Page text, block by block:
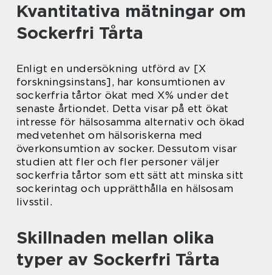
Kvantitativa mätningar om
Sockerfri Tårta
Enligt en undersökning utförd av [X
forskningsinstans], har konsumtionen av
sockerfria tårtor ökat med X% under det
senaste årtiondet. Detta visar på ett ökat
intresse för hälsosamma alternativ och ökad
medvetenhet om hälsoriskerna med
överkonsumtion av socker. Dessutom visar
studien att fler och fler personer väljer
sockerfria tårtor som ett sätt att minska sitt
sockerintag och upprätthålla en hälsosam
livsstil.
Skillnaden mellan olika
typer av Sockerfri Tårta